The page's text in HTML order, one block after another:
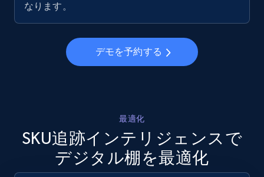
URL, Final price, Sku, Currency, Gtin,
Specifications, Image urls, Top reviews, and
874+ 今すぐ始める
Walmart - products - Discover products by
using sku numbers
URL, Final price, Sku, Currency, Gtin,
Specifications, Image urls, Top reviews, and
なります。
デモを予約する
最適化
SKU追跡インテリジェンスで
デジタル棚を最適化